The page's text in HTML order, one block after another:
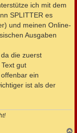
ich mit dem
SPLITTER es
und meinen Online-
Ausgaben
die zuerst
gut
ein
ist als der